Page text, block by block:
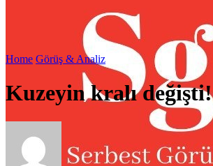
Home Görüş & Analiz
Kuzeyin kralı değişti!